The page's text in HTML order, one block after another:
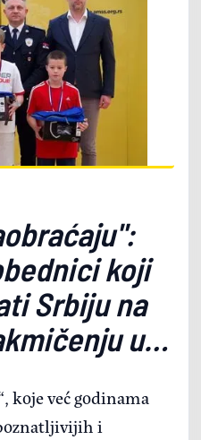
koji
Srbiju na
u
koje već godinama
i